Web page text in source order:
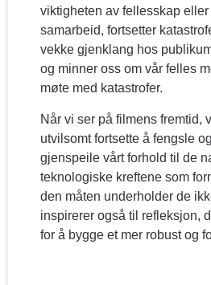
viktigheten av fellesskap
samarbeid, fortsetter
vekke gjenklang hos
og minner oss om vår felles
møte med katastrofer.
Når vi ser på filmens fremtid,
utvilsomt fortsette å fengsle
gjenspeile vårt forhold til de
teknologiske kreftene som
den måten underholder de
inspirerer også til refleksjon,
for å bygge et mer robust og